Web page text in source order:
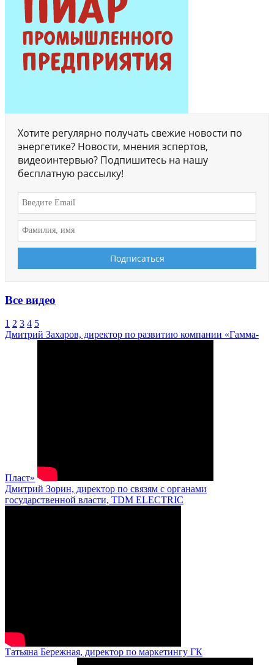
Хотите регулярно получать свежие новости по
энергетике? Новости, мнения эспертов,
видеоинтервью? Подпишитесь на нашу
бесплатную рассылку!
Все видео
1 2 3 4 5
Дмитрий Захаров, директор по развитию компании «Гамма-
Пласт»
Дмитрий Зорин, директор по связям с органами
государственной власти, TDM ELECTRIC
Татьяна Бережная, директор по маркетингу ГК